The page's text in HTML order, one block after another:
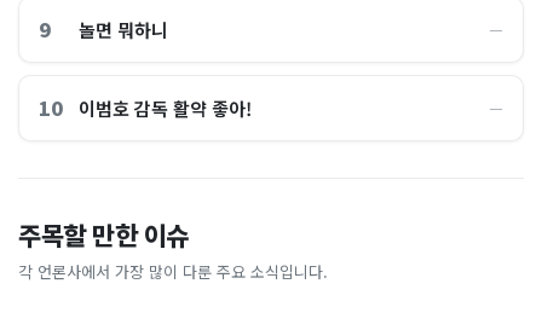
9 놀면 뭐하니 ―
10 이범호 감독 활약 좋아! ―
주목할 만한 이슈
각 언론사에서 가장 많이 다룬 주요 소식입니다.
홈플러스, 2000억원으로 '시
간'을 샀다
비즈워치
왜?매일경제
[날씨] 오늘 밤 또 내린다...내
륙 중심 최대 150mm
졌다...국산 53개 중소기업이